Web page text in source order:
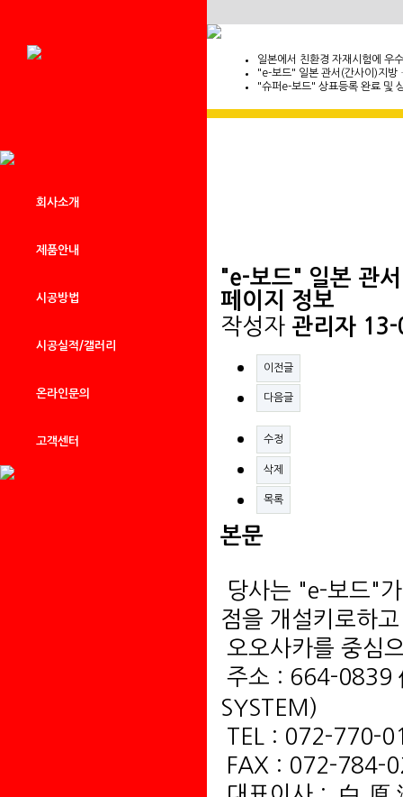
일본에서 친환경 자재시험에 우
"e-보드" 일본 관서(간사이)지
"슈퍼e-보드" 상표등록 완료 및
회사소개
제품안내
시공방법
시공실적/갤러리
온라인문의
고객센터
"e-보드" 일본 관
페이지 정보
작성자 관리자
이전글
다음글
수정
삭제
목록
본문
당사는 "e-보드"
점을 개설키로하
오오사카를 중심
주소 : 664-0839
SYSTEM)
TEL : 072-770-
FAX : 072-784-